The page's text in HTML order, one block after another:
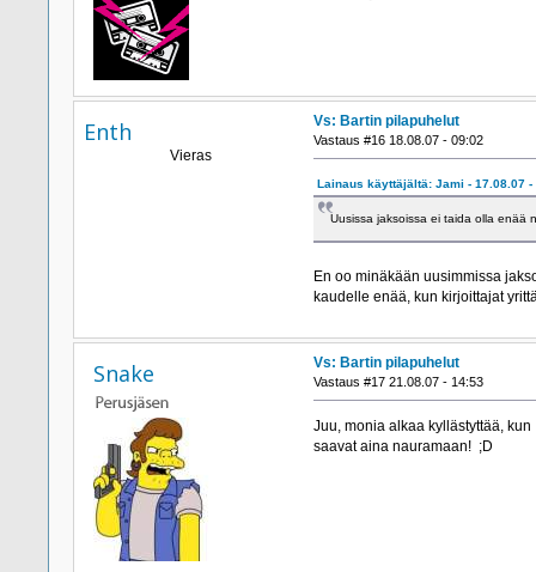
Enth
Vieras
Vs: Bartin pilapuhelut
Vastaus #16 18.08.07 - 09:02
Lainaus käyttäjältä: Jami - 17.08.07 -
Uusissa jaksoissa ei taida olla enää
En oo minäkään uusimmissa
kaudelle enää, kun kirjoittajat
Snake Vs: Bartin pilapuhelut
Vastaus #17 21.08.07 - 14:53
Juu, monia alkaa kyllästyttää,
saavat aina nauramaan! ;D